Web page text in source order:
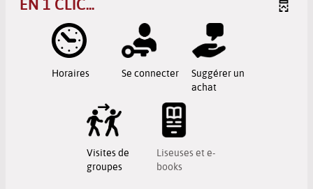
EN 1 CLIC...
Horaires Se connecter
Suggérer un
achat
Visites de
groupes
Liseuses et e-
books